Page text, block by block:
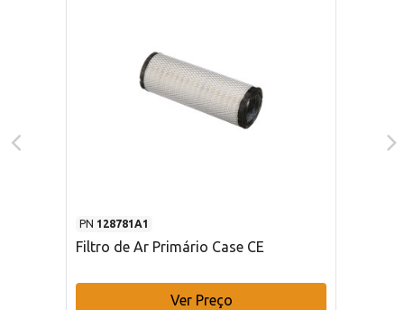
PN 128781A1
Filtro de Ar Primário Case CE
Ver Preço